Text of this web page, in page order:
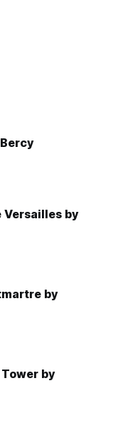
Versailles by
by
by